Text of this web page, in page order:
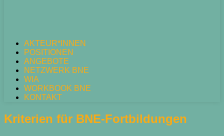
AKTEUR*INNEN
POSITIONEN
ANGEBOTE
NETZWERK BNE
WIA
WORKBOOK BNE
KONTAKT
Kriterien für BNE-Fortbildungen